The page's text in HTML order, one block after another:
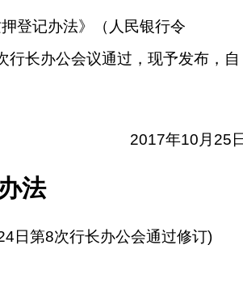
登记办法》（人民银行令
行长办公会议通过，现予发布，自
2017年10月25
法
日第8次行长办公会通过修订)